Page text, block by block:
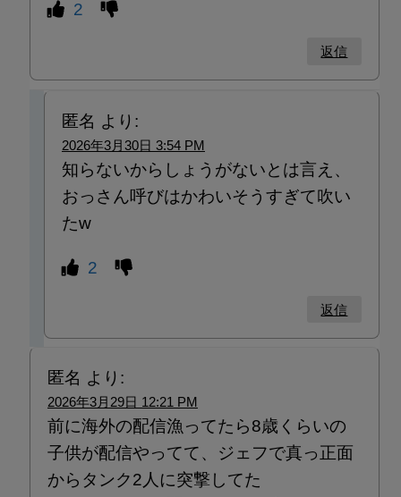
2
返信
匿名 より:
2026年3月30日 3:54 PM
知らないからしょうがないとは言え、
おっさん呼びはかわいそうすぎて吹い
たw
2
返信
匿名 より:
2026年3月29日 12:21 PM
前に海外の配信漁ってたら8歳くらいの
子供が配信やってて、ジェフで真っ正面
からタンク2人に突撃してた